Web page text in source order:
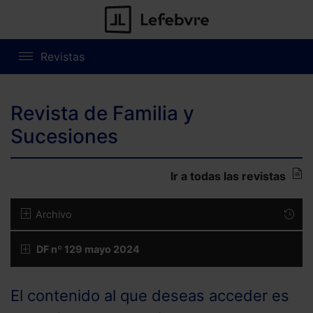
Revistas
Revista de Familia y
Sucesiones
Ir a todas las revistas
Archivo
DF nº 129 mayo 2024
El contenido al que deseas acceder es